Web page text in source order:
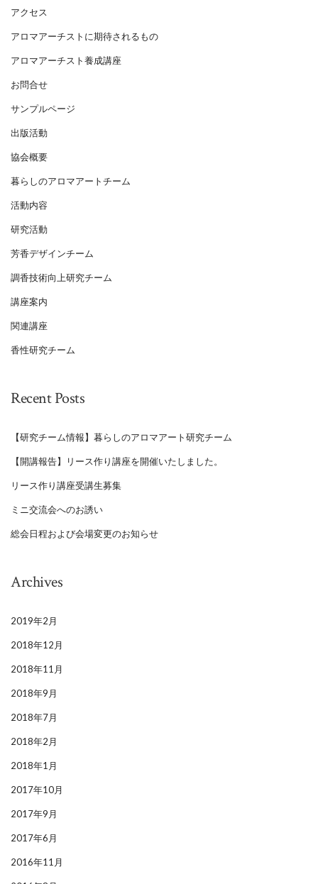
アクセス
アロマアーチストに期待されるもの
アロマアーチスト養成講座
お問合せ
サンプルページ
出版活動
協会概要
暮らしのアロマアートチーム
活動内容
研究活動
芳香デザインチーム
調香技術向上研究チーム
講座案内
関連講座
香性研究チーム
Recent Posts
【研究チーム情報】暮らしのアロマアート研究チーム
【開講報告】リース作り講座を開催いたしました。
リース作り講座受講生募集
ミニ交流会へのお誘い
総会日程および会場変更のお知らせ
Archives
2019年2月
2018年12月
2018年11月
2018年9月
2018年7月
2018年2月
2018年1月
2017年10月
2017年9月
2017年6月
2016年11月